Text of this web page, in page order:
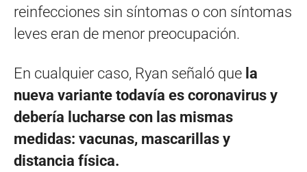
reinfecciones sin síntomas o con síntomas
leves eran de menor preocupación.
En cualquier caso, Ryan señaló que la
nueva variante todavía es coronavirus y
debería lucharse con las mismas
medidas: vacunas, mascarillas y
distancia física.